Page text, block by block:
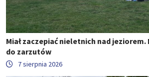
Miał zaczepiać nieletnich nad jeziorem.
do zarzutów
7 sierpnia 2026